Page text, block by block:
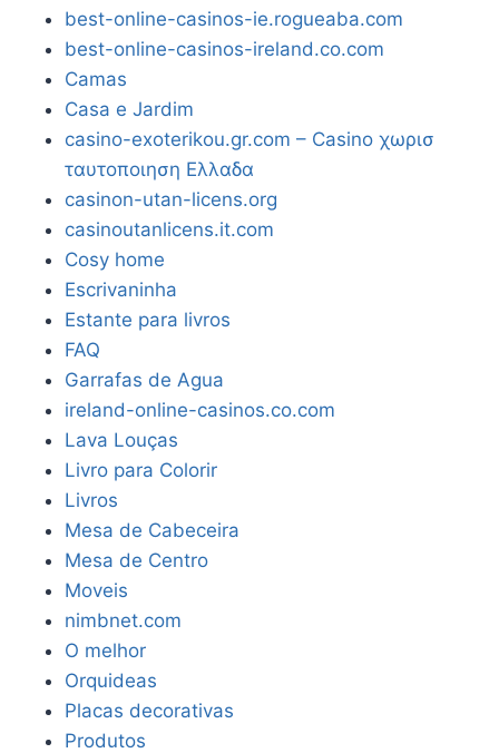
best-online-casinos-ie.rogueaba.com
best-online-casinos-ireland.co.com
Camas
Casa e Jardim
casino-exoterikou.gr.com – Casino χωρισ
ταυτοποιηση Ελλαδα
casinon-utan-licens.org
casinoutanlicens.it.com
Cosy home
Escrivaninha
Estante para livros
FAQ
Garrafas de Agua
ireland-online-casinos.co.com
Lava Louças
Livro para Colorir
Livros
Mesa de Cabeceira
Mesa de Centro
Moveis
nimbnet.com
O melhor
Orquideas
Placas decorativas
Produtos